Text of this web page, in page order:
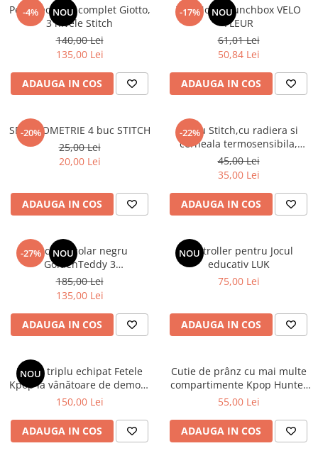
-4% NOU
Penar echipat complet Giotto,
3 nivele Stitch
140,00 Lei
135,00 Lei
ADAUGA IN COS
-17% NOU
TOPModel Lunchbox VELO
FLEUR
61,01 Lei
50,84 Lei
ADAUGA IN COS
-20%
SET GEOMETRIE 4 buc STITCH
25,00 Lei
20,00 Lei
ADAUGA IN COS
-22%
Stilou Stitch,cu radiera si
cerneala termosensibila,
pastel
45,00 Lei
35,00 Lei
ADAUGA IN COS
-27% NOU
Rucsac școlar negru
GoldenTeddy 3
compartimente Astra
185,00 Lei
135,00 Lei
ADAUGA IN COS
NOU
Controller pentru Jocul
educativ LUK
75,00 Lei
ADAUGA IN COS
NOU
Penar triplu echipat Fetele
Kpop la vânătoare de demoni
Energy
150,00 Lei
ADAUGA IN COS
Cutie de prânz cu mai multe
compartimente Kpop Hunter
XL
55,00 Lei
ADAUGA IN COS